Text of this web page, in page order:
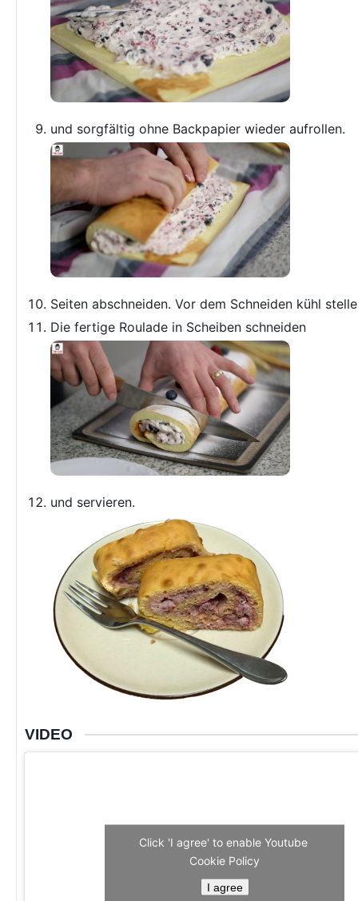
und sorgfältig ohne Backpapier wieder aufrollen.
Seiten abschneiden. Vor dem Schneiden kühl
Die fertige Roulade in Scheiben schneiden
und servieren.
VIDEO
Click 'I agree' to enable Youtube
Cookie Policy
I agree